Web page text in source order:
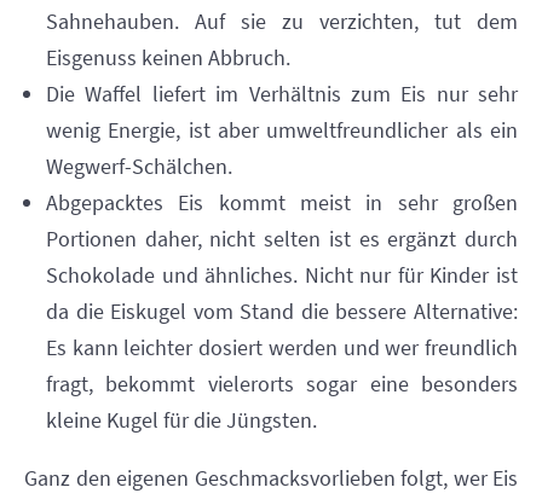
Sahnehauben. Auf sie zu verzichten, tut dem
Eisgenuss keinen Abbruch.
Die Waffel liefert im Verhältnis zum Eis nur sehr
wenig Energie, ist aber umweltfreundlicher als ein
Wegwerf-Schälchen.
Abgepacktes Eis kommt meist in sehr großen
Portionen daher, nicht selten ist es ergänzt durch
Schokolade und ähnliches. Nicht nur für Kinder ist
da die Eiskugel vom Stand die bessere Alternative:
Es kann leichter dosiert werden und wer freundlich
fragt, bekommt vielerorts sogar eine besonders
kleine Kugel für die Jüngsten.
Ganz den eigenen Geschmacksvorlieben folgt, wer Eis